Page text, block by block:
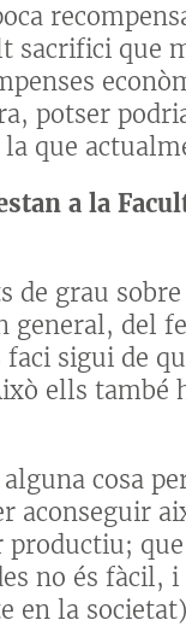
que
potser
que
a la
grau
general, del
sigui de
ells també
cosa
aconseguir
que
no és fàcil,
en la